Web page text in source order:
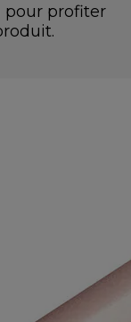
pour profiter